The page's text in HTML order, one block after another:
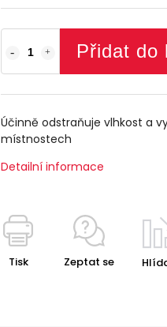
Přidat do
Účinně odstraňuje vlhkost a
místnostech
Detailní informace
Tisk Zeptat se